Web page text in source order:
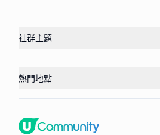
社群主題
熱門地點